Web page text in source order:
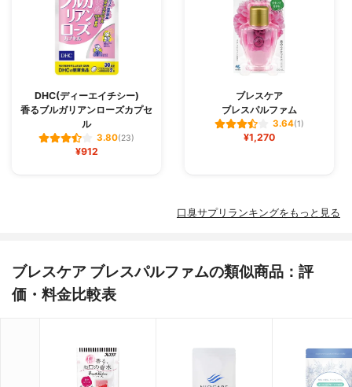
DHC(ディーエイチシー)
香るブルガリアンローズカプセ
ル
3.80(23)
¥912
ブレスケア
ブレスパルファム
3.64(1)
¥1,270
口臭サプリランキングをもっと見る
ブレスケア ブレスパルファムの類似商品：評
価・料金比較表